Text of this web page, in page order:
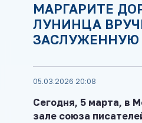
МАРГАРИТЕ
ЛУНИНЦА
ЗАСЛУЖЕННУЮ
05.03.2026 20:08
Сегодня, 5 марта, в
зале союза